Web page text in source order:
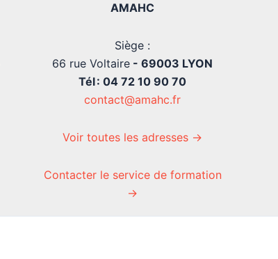
AMAHC
Siège :
66 rue Voltaire - 69003 LYON
Tél : 04 72 10 90 70
contact@amahc.fr
Voir toutes les adresses →
Contacter le service de formation
→